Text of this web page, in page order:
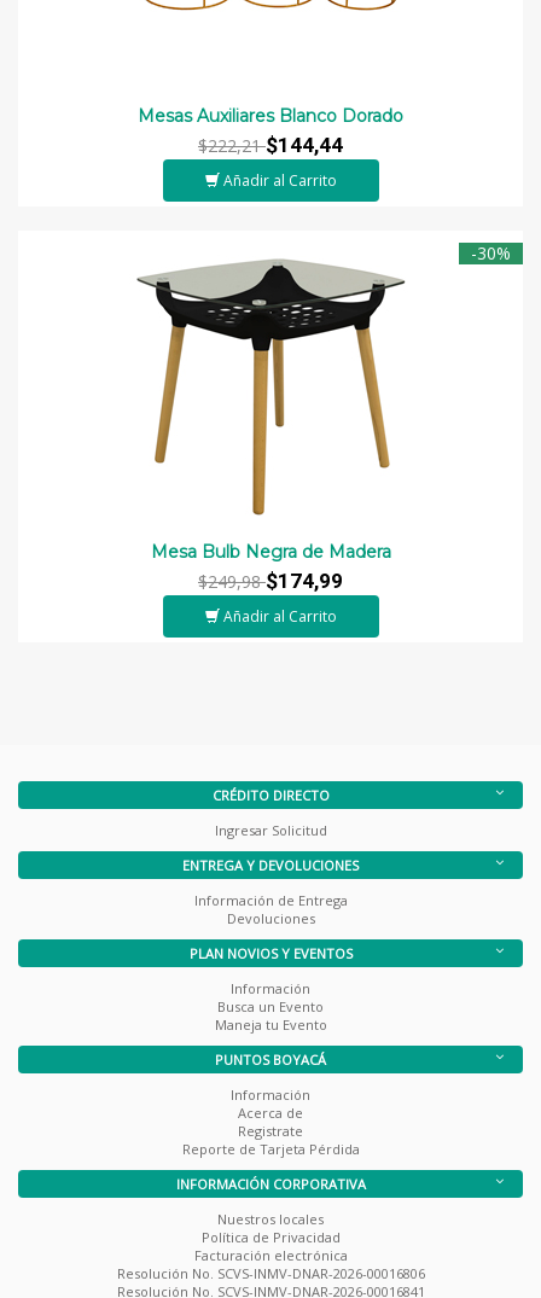
Mesas Auxiliares Blanco Dorado
$222,21$144,44
Añadir al Carrito
-30%
Mesa Bulb Negra de Madera
$249,98$174,99
Añadir al Carrito
CRÉDITO DIRECTO
Ingresar Solicitud
ENTREGA Y DEVOLUCIONES
Información de Entrega
Devoluciones
PLAN NOVIOS Y EVENTOS
Información
Busca un Evento
Maneja tu Evento
PUNTOS BOYACÁ
Información
Acerca de
Registrate
Reporte de Tarjeta Pérdida
INFORMACIÓN CORPORATIVA
Nuestros locales
Política de Privacidad
Facturación electrónica
Resolución No. SCVS-INMV-DNAR-2026-00016806
Resolución No. SCVS-INMV-DNAR-2026-00016841